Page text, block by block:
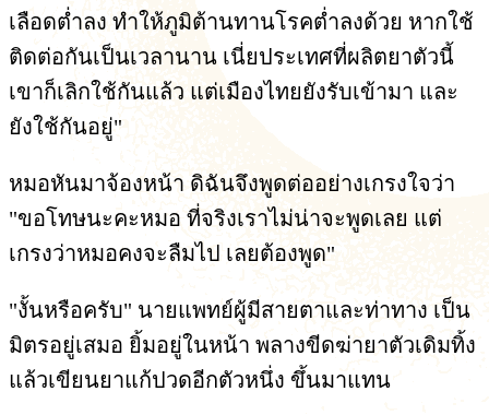
เลือดต่ำลง ทำให้ภูมิต้านทานโรคต่ำลงด้วย หากใช้
ติดต่อกันเป็นเวลานาน เนี่ยประเทศที่ผลิตยาตัวนี้
เขาก็เลิกใช้กันแล้ว แต่เมืองไทยยังรับเข้ามา และ
ยังใช้กันอยู่"
หมอหันมาจ้องหน้า ดิฉันจึงพูดต่ออย่างเกรงใจว่า
"ขอโทษนะคะหมอ ที่จริงเราไม่น่าจะพูดเลย แต่
เกรงว่าหมอคงจะลืมไป เลยต้องพูด"
"งั้นหรือครับ" นายแพทย์ผู้มีสายตาและท่าทาง เป็น
มิตรอยู่เสมอ ยิ้มอยู่ในหน้า พลางขีดฆ่ายาตัวเดิมทิ้ง
แล้วเขียนยาแก้ปวดอีกตัวหนึ่ง ขึ้นมาแทน